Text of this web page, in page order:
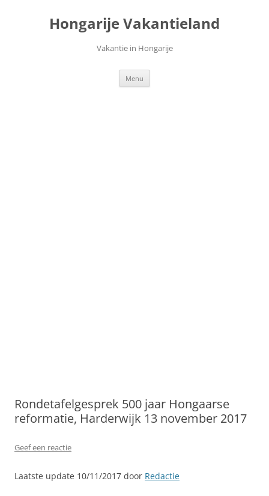
Hongarije Vakantieland
Vakantie in Hongarije
Menu
Rondetafelgesprek 500 jaar Hongaarse
reformatie, Harderwijk 13 november 2017
Geef een reactie
Laatste update 10/11/2017 door Redactie